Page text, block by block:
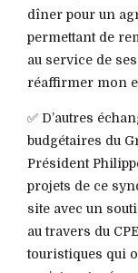
dîner pour un
permettant de
au service de
réaffirmer mon
✅ D’autres
budgétaires du
Président
projets de ce
site avec un
au travers du
touristiques qui